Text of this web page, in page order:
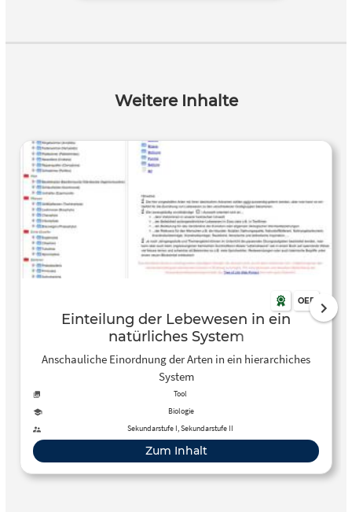
Weitere Inhalte
OER
Einteilung der Lebewesen in ein
natürliches System
Anschauliche Einordnung der Arten in ein hierarchiches
System
Tool
Biologie
Sekundarstufe I, Sekundarstufe II
Zum Inhalt